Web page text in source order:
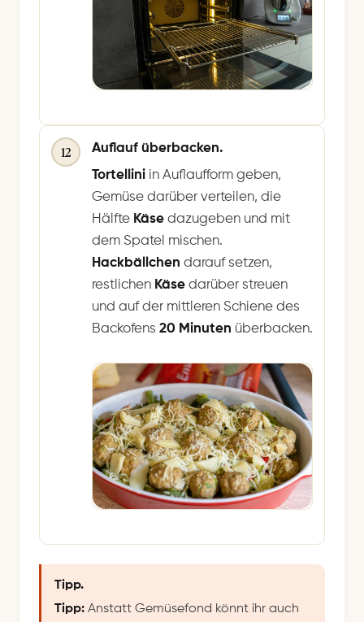
12
Auflauf überbacken.
Tortellini in Auflaufform geben,
Gemüse darüber verteilen, die
Hälfte Käse dazugeben und mit
dem Spatel mischen.
Hackbällchen darauf setzen,
restlichen Käse darüber streuen
und auf der mittleren Schiene des
Backofens 20 Minuten überbacken.
Tipp.
Tipp: Anstatt Gemüsefond könnt ihr auch